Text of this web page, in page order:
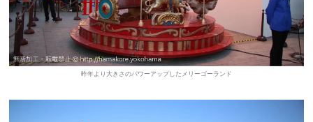
昨年より大きさのパワーアップしたメリーゴーランド